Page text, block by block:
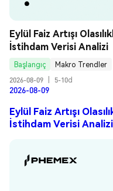
Eylül Faiz Artışı
İstihdam Verisi Analizi
Başlangıç
Makro Trendler
2026-08-09
5-10d
2026-08-09
Eylül Faiz Artışı
İstihdam Verisi Analizi